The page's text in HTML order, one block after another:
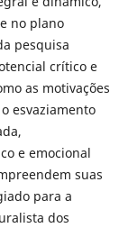
no plano
pesquisa
crítico e
as motivações
esvaziamento
e emocional
suas
para a
dos